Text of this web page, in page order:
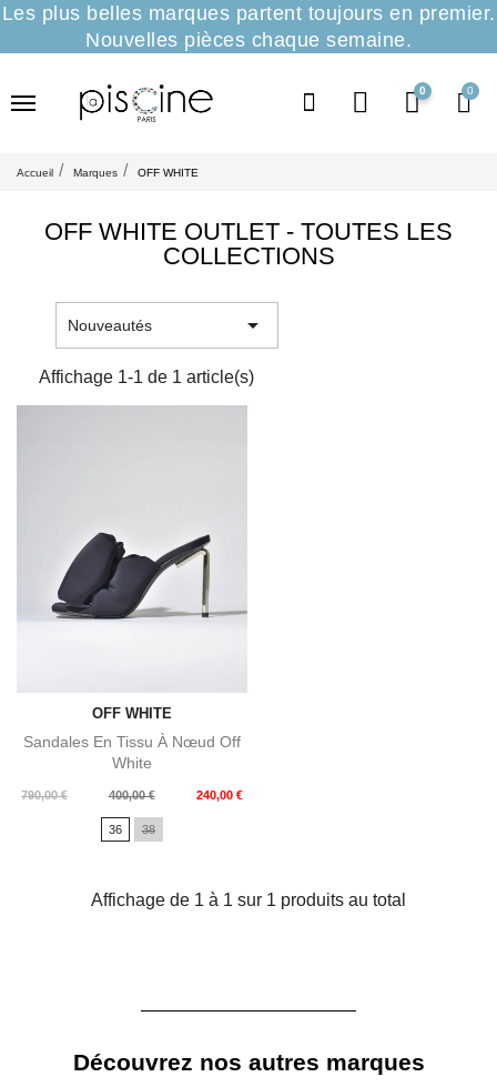
Les plus belles marques partent toujours en premier.
Nouvelles pièces chaque semaine.
0
Accueil Marques OFF WHITE
OFF WHITE OUTLET - TOUTES LES
COLLECTIONS
Nouveautés 
Affichage 1-1 de 1 article(s)
OFF WHITE
Sandales En Tissu À Nœud Off
White
790,00 €
Prix
400,00 € 240,00 €
Prix
36 38
Affichage de 1 à 1 sur 1 produits au total
Découvrez nos autres marques